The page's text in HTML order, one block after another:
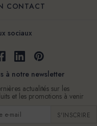
CONTACT
sociaux
à notre newsletter
actualités sur les
et les promotions à venir